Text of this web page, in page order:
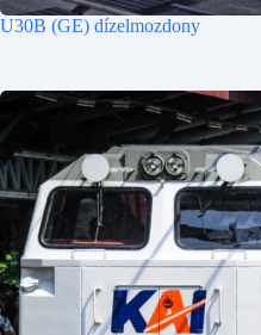
U30B (GE) dízelmozdony